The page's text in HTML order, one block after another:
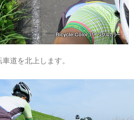
道を北上します。